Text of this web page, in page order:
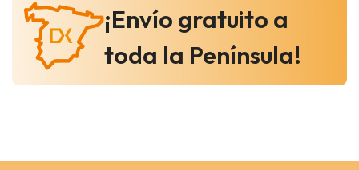
¡Envío gratuito a
toda la Península!